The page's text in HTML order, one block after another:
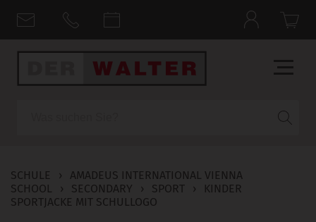
SCHULE ›
AMADEUS INTERNATIONAL VIENNA
SCHOOL
› SECONDARY › SPORT ›
KINDER
SPORTJACKE MIT SCHULLOGO